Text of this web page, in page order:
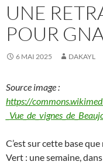
UNE
POUR
6 MAI 2025 DAKAYL
Source image :
https://
C’est sur cette base
Vert : une semaine,